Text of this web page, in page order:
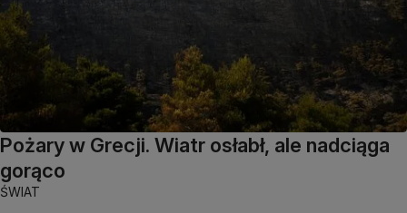
Pożary w Grecji. Wiatr osłabł, ale nadciąga
gorąco
ŚWIAT